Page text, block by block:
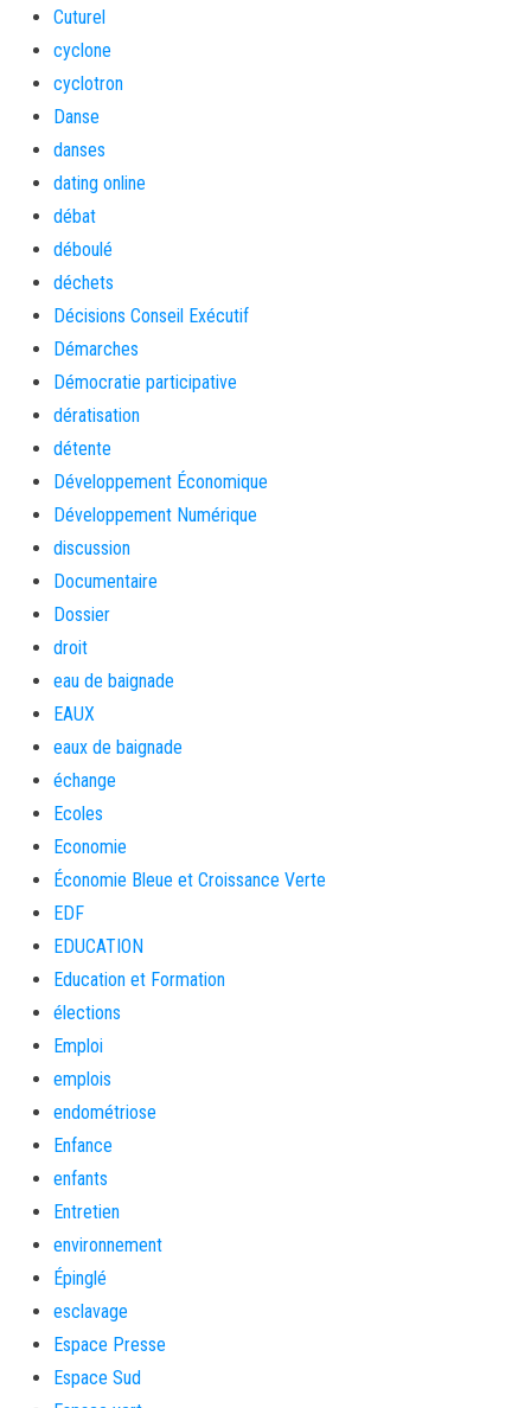
Cuturel
cyclone
cyclotron
Danse
danses
dating online
débat
déboulé
déchets
Décisions Conseil Exécutif
Démarches
Démocratie participative
dératisation
détente
Développement Économique
Développement Numérique
discussion
Documentaire
Dossier
droit
eau de baignade
EAUX
eaux de baignade
échange
Ecoles
Economie
Économie Bleue et Croissance Verte
EDF
EDUCATION
Education et Formation
élections
Emploi
emplois
endométriose
Enfance
enfants
Entretien
environnement
Épinglé
esclavage
Espace Presse
Espace Sud